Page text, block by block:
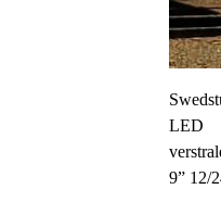
LED
9” 12/